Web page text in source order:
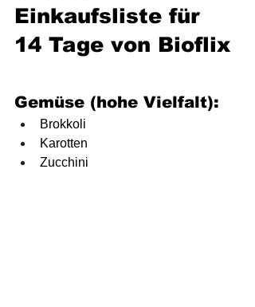
Einkaufsliste für
14 Tage von Bioflix
Gemüse (hohe Vielfalt):
Brokkoli
Karotten
Zucchini